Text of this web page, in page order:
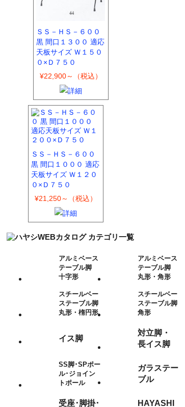
ＳＳ－ＨＳ－６００
黒 間口１３００ 適応
天板サイズ Ｗ１５０
０×Ｄ７５０
¥22,900～（税込）
ＳＳ－ＨＳ－６００
黒 間口１０００ 適応
天板サイズ Ｗ１２０
０×Ｄ７５０
¥21,250～（税込）
アルミベース
テーブル脚
十字形
アルミベース
テーブル脚
丸形・角形
スチールベー
ステーブル脚
丸形・楕円形
スチールベー
ステーブル脚
角形
イス脚
対立脚・
長イス脚
SS脚･SPポー
ル･ジョイン
トポール
ガラステー
ブル
受座･脚掛･
HAYASHI